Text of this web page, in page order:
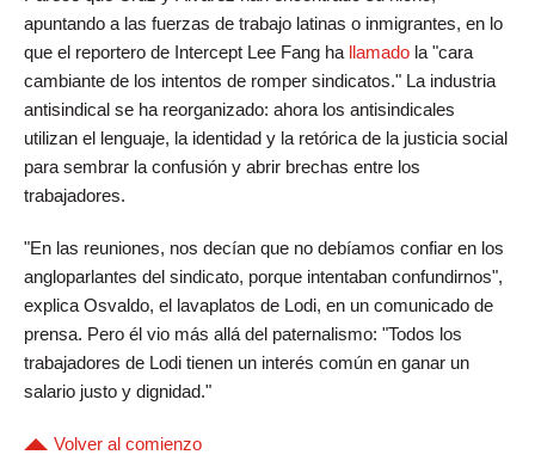
apuntando a las fuerzas de trabajo latinas o inmigrantes, en lo
que el reportero de Intercept Lee Fang ha llamado la "cara
cambiante de los intentos de romper sindicatos." La industria
antisindical se ha reorganizado: ahora los antisindicales
utilizan el lenguaje, la identidad y la retórica de la justicia social
para sembrar la confusión y abrir brechas entre los
trabajadores.
"En las reuniones, nos decían que no debíamos confiar en los
angloparlantes del sindicato, porque intentaban confundirnos",
explica Osvaldo, el lavaplatos de Lodi, en un comunicado de
prensa. Pero él vio más allá del paternalismo: "Todos los
trabajadores de Lodi tienen un interés común en ganar un
salario justo y dignidad."
Volver al comienzo